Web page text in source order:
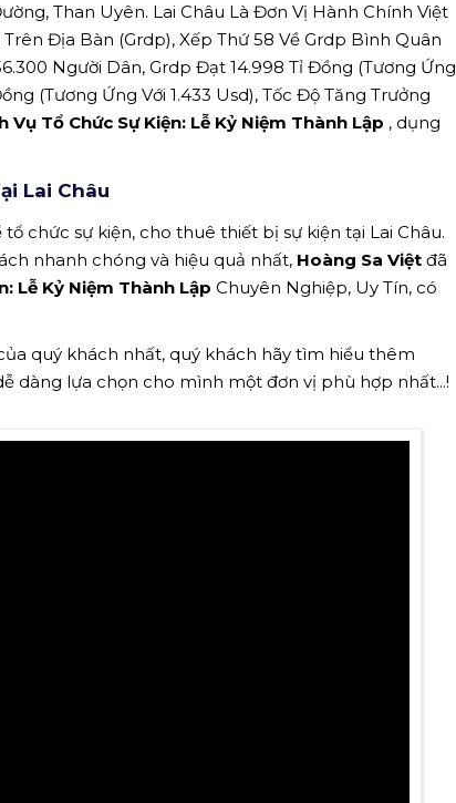
Than Uyên. Lai Châu Là Đơn Vị Hành Chính Việt
Địa Bàn (Grdp), Xếp Thứ 58 Về Grdp Bình Quân
Người Dân, Grdp Đạt 14.998 Tỉ Đồng (Tương Ứng
(Tương Ứng Với 1.433 Usd), Tốc Độ Tăng Trưởng
Vụ Tổ Chức Sự Kiện: Lễ Kỷ Niệm Thành Lập , dụng
Lai Châu
chức sự kiện, cho thuê thiết bị sự kiện tại Lai Châu.
nhanh chóng và hiệu quả nhất, Hoàng Sa Việt đã
Lễ Kỷ Niệm Thành Lập Chuyên Nghiệp, Uy Tín, có
quý khách nhất, quý khách hãy tìm hiểu thêm
dàng lựa chọn cho mình một đơn vị phù hợp nhất...!